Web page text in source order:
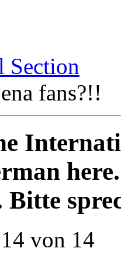
Section
fans?!!
Bitte
von 14